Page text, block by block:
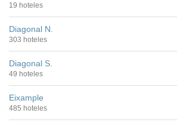
19 hoteles
Diagonal N.
303 hoteles
Diagonal S.
49 hoteles
Eixample
485 hoteles